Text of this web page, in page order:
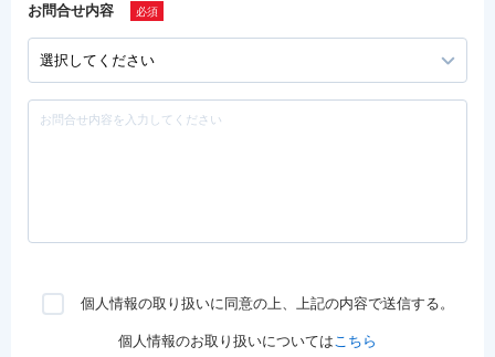
お問合せ内容
個人情報の取り扱いに同意の上、上記の内容で送信する。
個人情報のお取り扱いについてはこちら